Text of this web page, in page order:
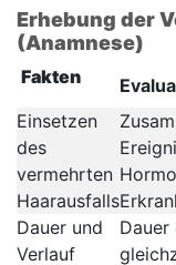
Erhebung der
(Anamnese)
Fakten
Einsetzen
des
vermehrten
Haarausfalls
Dauer und
Verlauf
Dauer